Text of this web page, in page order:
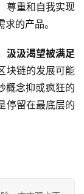
尊重和自我实现
的产品。
汲汲渴望被满足
块链的发展可能
概念抑或疯狂的
停留在最底层的